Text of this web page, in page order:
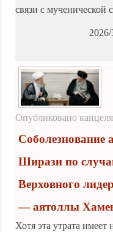
связи с мученической
Опубликовано
Ширази по
Верховного
— аятоллы
Хотя эта утрата